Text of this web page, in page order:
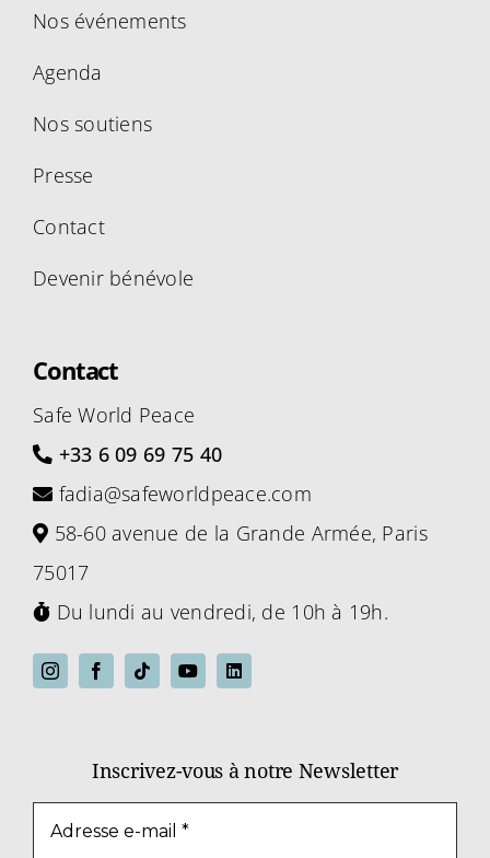
Nos événements
Agenda
Nos soutiens
Presse
Contact
Devenir bénévole
Contact
Safe World Peace
+33 6 09 69 75 40
fadia@safeworldpeace.com
58-60 avenue de la Grande Armée, Paris
75017
Du lundi au vendredi, de 10h à 19h.
Inscrivez-vous à notre Newsletter